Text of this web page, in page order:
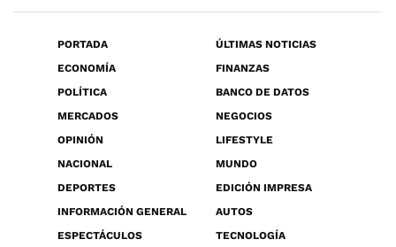
PORTADA
ÚLTIMAS NOTICIAS
ECONOMÍA
FINANZAS
POLÍTICA
BANCO DE DATOS
MERCADOS
NEGOCIOS
OPINIÓN
LIFESTYLE
NACIONAL
MUNDO
DEPORTES
EDICIÓN IMPRESA
INFORMACIÓN GENERAL
AUTOS
ESPECTÁCULOS
TECNOLOGÍA